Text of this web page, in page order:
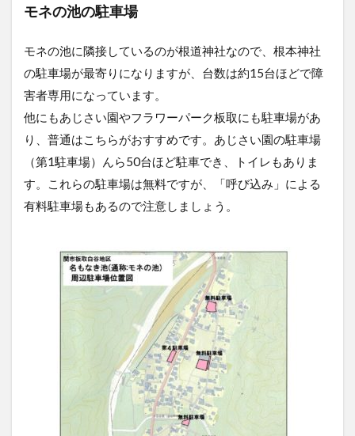
モネの池の駐車場
モネの池に隣接しているのが根道神社なので、根本神社
の駐車場が最寄りになりますが、台数は約15台ほどで障
害者専用になっています。
他にもあじさい園やフラワーパーク板取にも駐車場があ
り、普通はこちらがおすすめです。あじさい園の駐車場
（第1駐車場）んら50台ほど駐車でき、トイレもありま
す。これらの駐車場は無料ですが、「呼び込み」による
有料駐車場もあるので注意しましょう。